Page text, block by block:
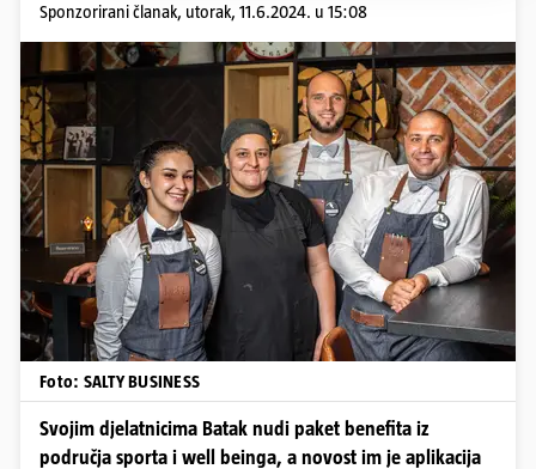
Sponzorirani članak, utorak, 11.6.2024. u 15:08
Foto: SALTY BUSINESS
Svojim djelatnicima Batak nudi paket benefita iz
područja sporta i well beinga, a novost im je aplikacija